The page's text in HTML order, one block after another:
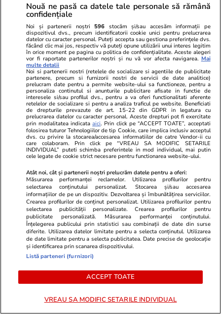
Marius Lazurca și generalul Gheorghiță Vlad,
trimiși de președintele Nicușor Dan în SUA în
urma incidentelor cu drone
Știri România
Tânăra de 22 de ani căutată cu RO-Alert a
fost găsită moartă. Poliția i-a confirmat
identitatea
Știri România 27 iul.
„Nimeni nu mai riscă o estimare”: Migrarea
aplicațiilor ANCPI în Cloudul Guvernamental
întârzie, iar 10.000 de profesioniști din
cadastru sunt blocați
Horoscop 27 iul.
Horoscop 28 iulie 2026. Leii se bucură de o
energie debordantă, dar simt acut nevoia de a
o direcționa către un scop clar, ca să nu o
risipească
Nouă ne pasă ca datele tale personale să rămână
confidențiale
Noi și partenerii noștri 596 stocăm și/sau accesăm informații pe
dispozitivul dvs., precum identificatorii cookie unici pentru prelucrarea
datelor cu caracter personal. Puteți accepta sau gestiona preferințele dvs.
făcând clic mai jos, respectiv vă puteți opune utilizării unui interes legitim
în orice moment pe pagina cu politica de confidențialitate. Aceste alegeri
vor fi raportate partenerilor noștri și nu vă vor afecta navigarea. Mai
multe detalii
Noi si partenerii nostri (retelele de socializare si agentiile de publicitate
partenere, precum si furnizorii nostri de servicii de date analitice)
prelucram date pentru a permite website-ului sa functioneze, pentru a
personaliza continutul si anunturile publicitare afisate in functie de
interesele si/sau profilul dvs., pentru a va oferi functionalitati aferente
retelelor de socializare si pentru a analiza traficul pe website. Beneficiati
de drepturile prevazute de art. 15-22 din GDPR in legatura cu
prelucrarea datelor cu caracter personal. Aceste drepturi pot fi exercitate
prin modalitatea indicataaici. Prin click pe “ACCEPT TOATE”, acceptati
folosirea tuturor Tehnologiilor de tip Cookie, care implica inclusiv acceptul
dvs. cu privire la stocarea/accesarea informatiilor de catre Vendor-ii cu
care colaboram. Prin click pe “VREAU SA MODIFIC SETARILE
INDIVIDUAL” puteti schimba preferintele in mod individual, mai putin
cele legate de cookie strict necesare pentru functionarea website-ului.
Atât noi, cât și partenerii noștri prelucrăm datele pentru a oferi:
Măsurarea performanței reclamelor. Utilizarea profilurilor pentru
selectarea conținutului personalizat. Stocarea și/sau accesarea
informațiilor de pe un dispozitiv. Dezvoltarea și îmbunătățirea serviciilor.
Crearea profilurilor de conținut personalizat. Utilizarea profilurilor pentru
selectarea publicității personalizate. Crearea profilurilor pentru
publicitate personalizată. Măsurarea performanței conținutului.
Înțelegerea publicului prin statistici sau combinații de date din surse
diferite. Utilizarea datelor limitate pentru a selecta conținutul. Utilizarea
de date limitate pentru a selecta publicitatea. Date precise de geolocație
și identificarea prin scanarea dispozitivului.
Listă parteneri (furnizori)
ACCEPT TOATE
VREAU SA MODIFIC SETARILE INDIVIDUAL